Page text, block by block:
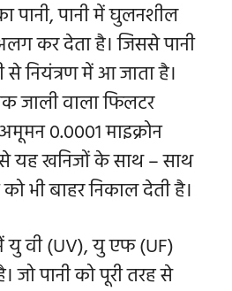
पानी में घुलनशील
कर देता है। जिससे पानी
से नियंत्रण में आ जाता है।
जाली वाला फिलटर
0.0001 माइक्रोन
यह खनिजों के साथ – साथ
भी बाहर निकाल देती है।
वी (UV), यु एफ (UF)
जो पानी को पूरी तरह से